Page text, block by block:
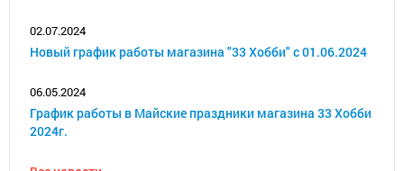
02.07.2024
Новый график работы магазина "33 Хобби" с 01.06.2024
06.05.2024
График работы в Майские праздники магазина 33 Хобби
2024г.